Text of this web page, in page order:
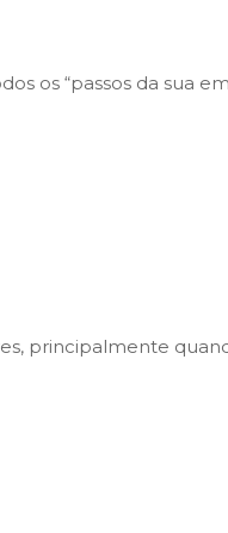
os “passos da sua
principalmente